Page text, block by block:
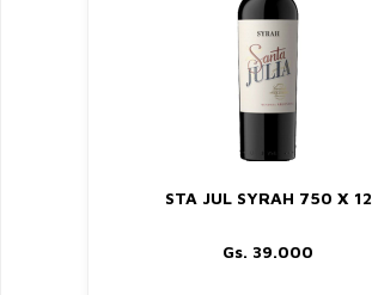
STA JUL SYRAH 750 X 12
Gs. 39.000